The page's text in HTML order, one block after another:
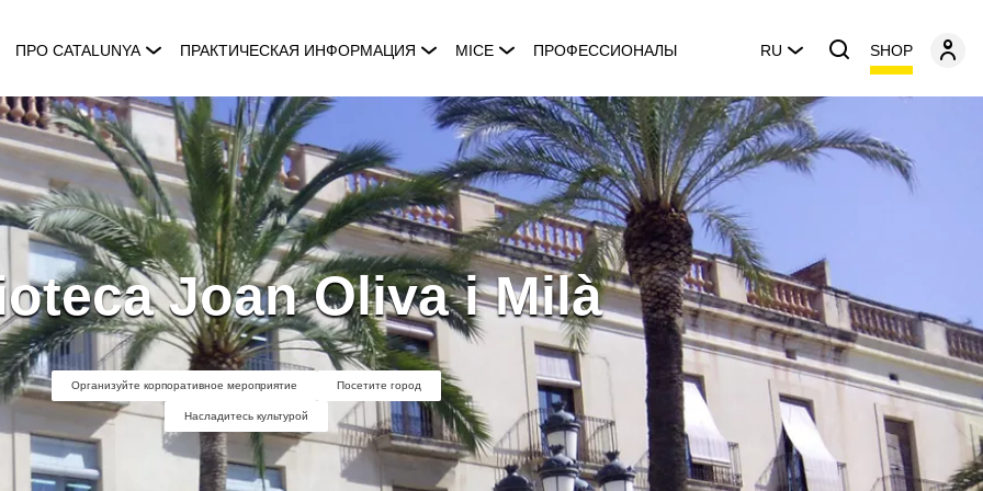
ПРО CATALUNYA ПРАКТИЧЕСКАЯ ИНФОРМАЦИЯ MICE ПРОФЕССИОНАЛЫ RU SHOP
Joan Oliva i Milà
Организуйте корпоративное мероприятие Посетите город
Насладитесь культурой